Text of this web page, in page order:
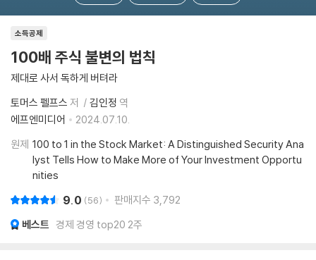
소득공제
100배 주식 불변의 법칙
제대로 사서 독하게 버텨라
토머스 펠프스 저 김인정 역
에프엔미디어
2024.07.10.
원제 100 to 1 in the Stock Market: A Distinguished Security Ana
lyst Tells How to Make More of Your Investment Opportu
nities
9.0 56 판매지수 3,792
베스트 경제 경영 top20 2주